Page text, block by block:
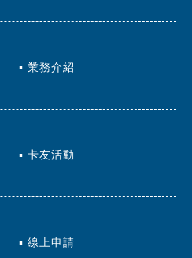
業務介紹
卡友活動
線上申請